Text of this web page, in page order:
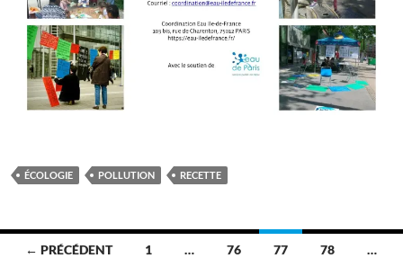
ÉCOLOGIE POLLUTION RECETTE
Navigation
← PRÉCÉDENT 1 … 76 77 78 …